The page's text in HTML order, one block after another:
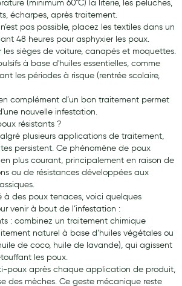
(minimum 60°C) la literie, les peluches,
écharpes, après traitement.
pas possible, placez les textiles dans un
48 heures pour asphyxier les poux.
les sièges de voiture, canapés et moquettes.
à base d'huiles essentielles, comme
les périodes à risque (rentrée scolaire,
complément d’un bon traitement permet
nouvelle infestation.
résistants ?
plusieurs applications de traitement,
persistent. Ce phénomène de poux
plus courant, principalement en raison de
ou de résistances développées aux
à des poux tenaces, voici quelques
venir à bout de l’infestation :
: combinez un traitement chimique
naturel à base d’huiles végétales ou
de coco, huile de lavande), qui agissent
les poux.
poux après chaque application de produit,
des mèches. Ce geste mécanique reste